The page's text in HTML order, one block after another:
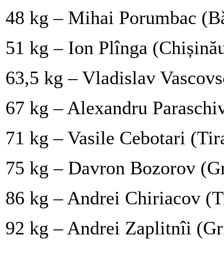
48 kg – Mihai Porumbac
51 kg – Ion Plînga
63,5 kg – Vladislav
67 kg – Alexandru
71 kg – Vasile Cebotari
75 kg – Davron Bozorov
86 kg – Andrei Chiriacov
92 kg – Andrei Zaplitnîi